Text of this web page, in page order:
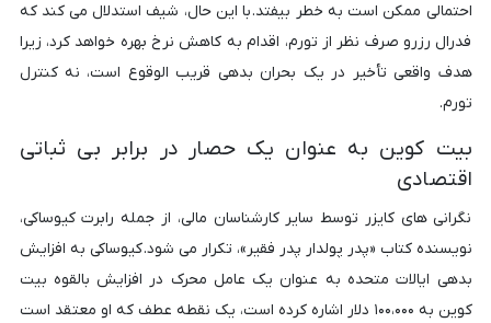
احتمالی ممکن است به خطر بیفتد. با این حال، شیف استدلال می کند که
فدرال رزرو صرف نظر از تورم، اقدام به کاهش نرخ بهره خواهد کرد، زیرا
هدف واقعی تأخیر در یک بحران بدهی قریب الوقوع است، نه کنترل
تورم.
بیت کوین به عنوان یک حصار در برابر بی ثباتی
اقتصادی
نگرانی های کایزر توسط سایر کارشناسان مالی، از جمله رابرت کیوساکی،
نویسنده کتاب «پدر پولدار پدر فقیر»، تکرار می شود. کیوساکی به افزایش
بدهی ایالات متحده به عنوان یک عامل محرک در افزایش بالقوه بیت
کوین به ۱۰۰،۰۰۰ دلار اشاره کرده است، یک نقطه عطف که او معتقد است